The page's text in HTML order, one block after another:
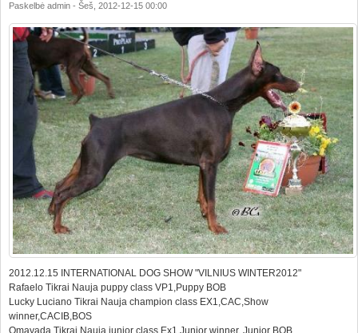
Paskelbė admin - Šeš, 2012-12-15 00:00
2012.12.15 INTERNATIONAL DOG SHOW "VILNIUS WINTER2012"
Rafaelo Tikrai Nauja puppy class VP1,Puppy BOB
Lucky Luciano Tikrai Nauja champion class EX1,CAC,Show
winner,CACIB,BOS
Omayada Tikrai Nauja junior class Ex1,Junior winner, Junior BOB